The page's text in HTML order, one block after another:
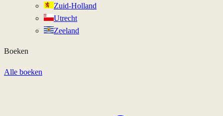
Zuid-Holland
Utrecht
Zeeland
Boeken
Alle boeken